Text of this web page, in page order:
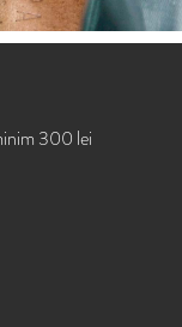
300 lei